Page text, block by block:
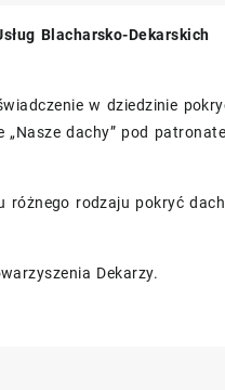
Blacharsko-Dekarskich
w dziedzinie
dachy” pod
rodzaju pokryć
Dekarzy.